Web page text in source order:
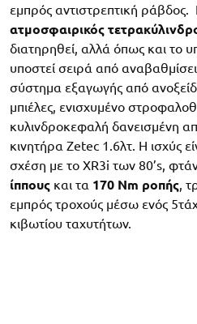
εμπρός αντιστρεπτική
ατμοσφαιρικός
διατηρηθεί, αλλά όπως και το
υποστεί σειρά από
σύστημα εξαγωγής από
μπιέλες, ενισχυμένο
κυλινδροκεφαλή δανεισμένη
κινητήρα Zetec 1.6λτ. Η ισχύς
σχέση με το XR3i των 80’s,
ίππους και τα 170 Nm ροπής,
εμπρός τροχούς μέσω ενός
κιβωτίου ταχυτήτων.